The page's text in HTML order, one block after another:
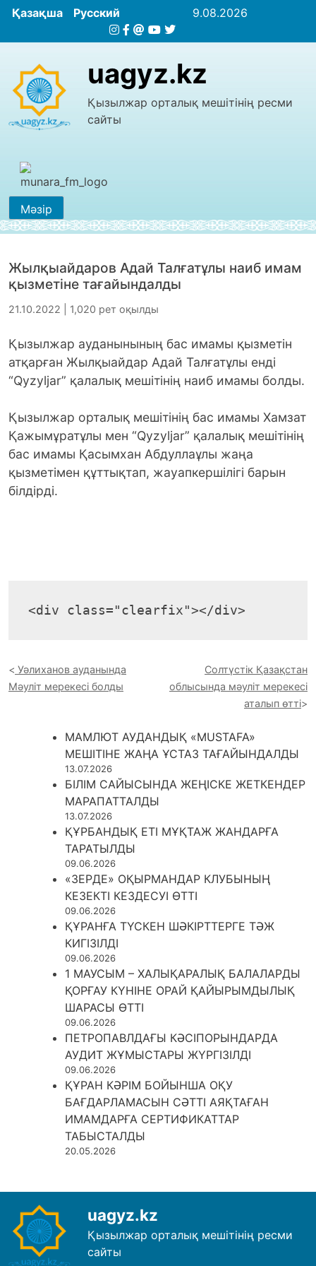
Қазақша Русский 9.08.2026
uagyz.kz
Қызылжар орталық мешітінің ресми
сайты
Мәзір
Жылқыайдаров Адай Талғатұлы наиб имам
қызметіне тағайындалды
21.10.2022 | 1,020 рет оқылды
Қызылжар ауданынының бас имамы қызметін
атқарған Жылқыайдар Адай Талғатұлы енді
“Qyzyljar” қалалық мешітінің наиб имамы болды.
Қызылжар орталық мешітінің бас имамы Хамзат
Қажымұратұлы мен “Qyzyljar” қалалық мешітінің
бас имамы Қасымхан Абдуллаұлы жаңа
қызметімен құттықтап, жауапкершілігі барын
білдірді.
<div class="clearfix"></div>
Уәлиханов ауданында
Мәуліт мерекесі болды
Солтүстік Қазақстан
облысында мәуліт мерекесі
аталып өтті
МАМЛЮТ АУДАНДЫҚ «MUSTAFA»
МЕШІТІНЕ ЖАҢА ҰСТАЗ ТАҒАЙЫНДАЛДЫ
13.07.2026
БІЛІМ САЙЫСЫНДА ЖЕҢІСКЕ ЖЕТКЕНДЕР
МАРАПАТТАЛДЫ
13.07.2026
ҚҰРБАНДЫҚ ЕТІ МҰҚТАЖ ЖАНДАРҒА
ТАРАТЫЛДЫ
09.06.2026
«ЗЕРДЕ» ОҚЫРМАНДАР КЛУБЫНЫҢ
КЕЗЕКТІ КЕЗДЕСУІ ӨТТІ
09.06.2026
ҚҰРАНҒА ТҮСКЕН ШӘКІРТТЕРГЕ ТӘЖ
КИГІЗІЛДІ
09.06.2026
1 МАУСЫМ – ХАЛЫҚАРАЛЫҚ БАЛАЛАРДЫ
ҚОРҒАУ КҮНІНЕ ОРАЙ ҚАЙЫРЫМДЫЛЫҚ
ШАРАСЫ ӨТТІ
09.06.2026
ПЕТРОПАВЛДАҒЫ КӘСІПОРЫНДАРДА
АУДИТ ЖҰМЫСТАРЫ ЖҮРГІЗІЛДІ
09.06.2026
ҚҰРАН КӘРІМ БОЙЫНША ОҚУ
БАҒДАРЛАМАСЫН СӘТТІ АЯҚТАҒАН
ИМАМДАРҒА СЕРТИФИКАТТАР
ТАБЫСТАЛДЫ
20.05.2026
uagyz.kz
Қызылжар орталық мешітінің ресми
сайты